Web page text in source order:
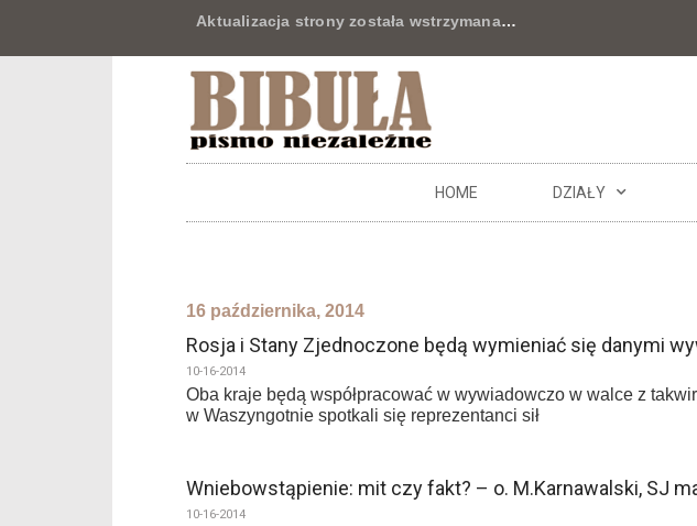
Aktualizacja strony została wstrzymana…
HOME DZIAŁY
16 października, 2014
Rosja i Stany Zjednoczone będą wymieniać się danymi
10-16-2014
Oba kraje będą współpracować w wywiadowczo w walce z
w Waszyngotnie spotkali się reprezentanci sił
Wniebowstąpienie: mit czy fakt? – o. M.Karnawalski, SJ
10-16-2014